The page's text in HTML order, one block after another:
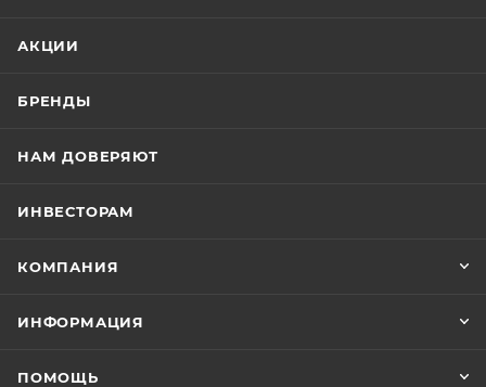
АКЦИИ
БРЕНДЫ
НАМ ДОВЕРЯЮТ
ИНВЕСТОРАМ
КОМПАНИЯ
ИНФОРМАЦИЯ
ПОМОЩЬ